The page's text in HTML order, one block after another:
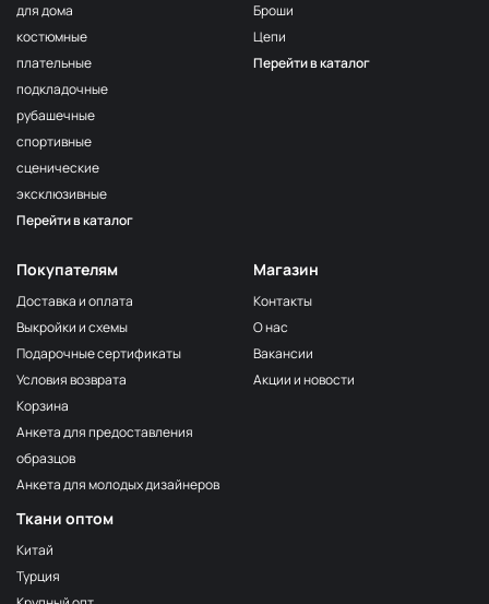
для дома
костюмные
плательные
подкладочные
рубашечные
спортивные
сценические
эксклюзивные
Перейти в каталог
Броши
Цепи
Перейти в каталог
Покупателям
Доставка и оплата
Выкройки и схемы
Подарочные сертификаты
Условия возврата
Корзина
Анкета для предоставления
образцов
Анкета для молодых дизайнеров
Ткани оптом
Китай
Турция
Магазин
Контакты
О нас
Вакансии
Акции и новости